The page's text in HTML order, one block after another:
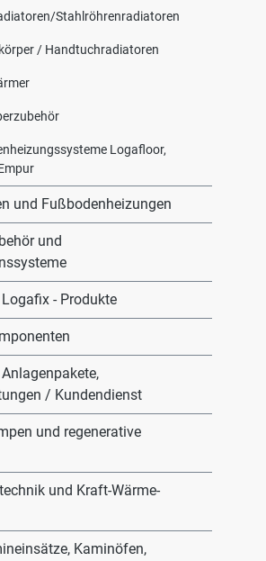
Stahlröhrenradiatoren
/ Handtuchradiatoren
Logafloor,
und Fußbodenheizungen
und
Logafix - Produkte
Anlagenpakete,
/ Kundendienst
und regenerative
und Kraft-Wärme-
Kaminöfen,